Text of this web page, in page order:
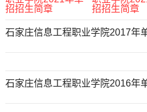
石家庄信息工程职业学院2017年
石家庄信息工程职业学院2016年